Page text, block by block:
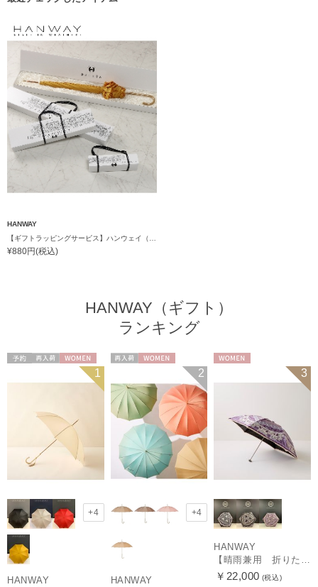
HANWAY
¥880円(税込)
HANWAY（ギフト）
ランキング
WOMEN 1
+4
HANWAY
2
+4
HANWAY
3
HANWAY
【晴雨兼用 折りたたみ日傘】ハンウェイ（ＨＡＮＷＡＹ）Vestido de frida（べスティード・デ・フリーダ）
￥22,000 (税込)